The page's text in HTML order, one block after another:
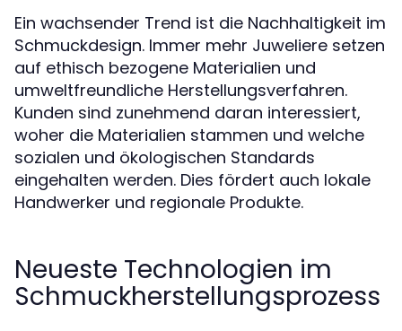
Ein wachsender Trend ist die Nachhaltigkeit im
Schmuckdesign. Immer mehr Juweliere setzen
auf ethisch bezogene Materialien und
umweltfreundliche Herstellungsverfahren.
Kunden sind zunehmend daran interessiert,
woher die Materialien stammen und welche
sozialen und ökologischen Standards
eingehalten werden. Dies fördert auch lokale
Handwerker und regionale Produkte.
Neueste Technologien im
Schmuckherstellungsprozess